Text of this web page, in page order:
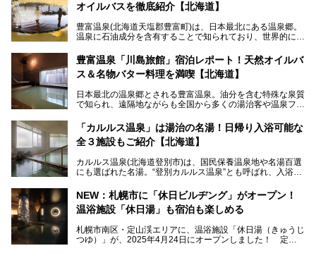
限定でプレゼントいたします。
で、ぜひお試しください。※6月13日配布開始、なくなり次
第終了
───
提供元：株式会社バルクオム【PR】
この記事は株式会社バルクオム商品のPR記事です。
オイルバスを徹底紹介【北海道】
豊富温泉(北海道天塩郡豊富町)は、日本最北にある温泉郷。
温泉に石油成分を含有することで知られており、世界的にも
に特効があると言われ、遠隔地ながらも全国から湯治・療養
目的で多くの人々が訪れます。
地体験し、独自の視点で豊富温泉の“天然オイルバス”をレポ
ート。温泉地概要や日帰り入浴施設をはじめ、宿泊施設・ア
豊富温泉「川島旅館」宿泊レポート！天然オイルバ
ス＆名物バター料理を満喫【北海道】
日本最北の温泉郷とされる豊富温泉。油分を含む特殊な泉質
で知られ、遠隔地ながらも全国から多くの湯治客や温泉ファ
「川島旅館」は、豊富温泉の開湯当初から営業する老舗旅
館。とりわけ温泉の良さと名物のバター料理に定評があり、
の温泉や料理をはじめ、パブリックスペース・客室など宿の
全貌を徹底的にご紹介します！
「カルルス温泉」は湯治の名湯！日帰り入浴可能な
全３施設もご紹介【北海道】
カルルス温泉(北海道登別市)は、国民保養温泉地や名湯百選
にも選ばれた名湯。“登別カルルス温泉”とも呼ばれ、入浴剤
豊かな登別温泉とは対照的な存在で、今も湯治場的な要素が
残る閑静な温泉地です。
地体験し、カルルス温泉をご紹介。温泉地の概要や泉質解説
をはじめ、日帰り入浴可能な全３施設の紹介・周辺観光・ア
NEW：札幌市に「休日ビルヂング」がオープン！
温浴施設「休日湯」も宿泊も楽しめる
札幌市南区・定山渓エリアに、温浴施設「休日湯（きゅうじ
つゆ）」が、2025年4月24日にオープンしました！ 定山